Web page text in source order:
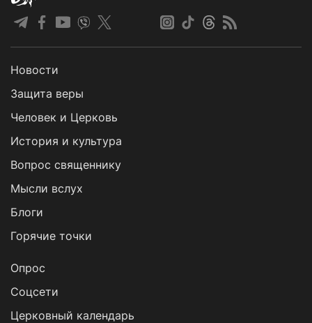
Новости
Защита веры
Человек и Церковь
История и культура
Вопрос священнику
Мысли вслух
Блоги
Горячие точки
Опрос
Cоцсети
Церковный календарь